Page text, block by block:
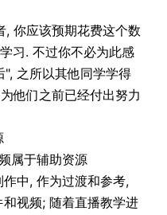
, 你应该预期花费这个数
习. 不过你不必为此感
之所以其他同学学得
他们之前已经付出努力
属于辅助资源
中, 作为过渡和参考,
视频; 随着直播教学进